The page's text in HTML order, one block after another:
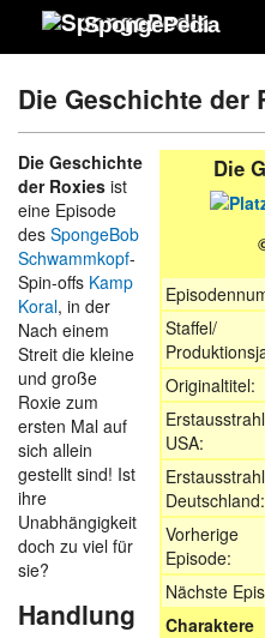
SpongePedia
Die Geschichte der
Die
Staffel/
Originaltitel:
USA:
Deutschland:
Vorherige
Episode:
Nächste
Charaktere
Die Geschichte
der Roxies ist
eine Episode
des SpongeBob
Schwammkopf-
Spin-offs Kamp
Koral, in der
Nach einem
Streit die kleine
und große
Roxie zum
ersten Mal auf
sich allein
gestellt sind! Ist
ihre
Unabhängigkeit
doch zu viel für
sie?
Handlung